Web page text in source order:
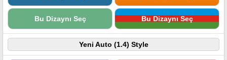
Bu Dizaynı Seç Bu Dizaynı Seç
Yeni Auto (1.4) Style